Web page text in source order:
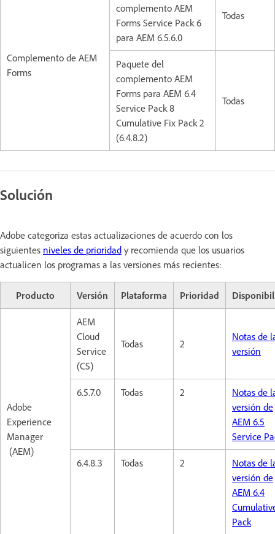
Complemento de AEM
Forms
complemento AEM
Forms Service Pack 6
para AEM 6.5.6.0
Todas
Paquete del
complemento AEM
Forms para AEM 6.4
Service Pack 8
Cumulative Fix Pack 2
(6.4.8.2)
Todas
Solución
Adobe categoriza estas actualizaciones de acuerdo con los
siguientes niveles de prioridad y recomienda que los usuarios
actualicen los programas a las versiones más recientes:
Producto Versión Plataforma Prioridad
Adobe
Experience
Manager
(AEM)
AEM
Cloud
Service
(CS)
Todas 2
Notas de
versión
6.5.7.0 Todas 2
Notas de
versión de
AEM 6.5
Service
6.4.8.3 Todas 2
Notas de
versión de
AEM 6.4
Pack